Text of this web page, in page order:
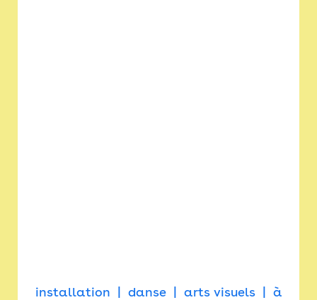
installation danse arts visuels
à